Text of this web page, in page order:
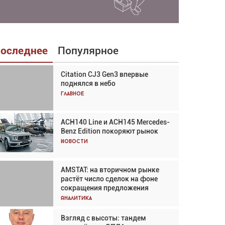
Популярное
Citation CJ3 Gen3 впервые
поднялся в небо
Главное
ACH140 Line и ACH145 Mercedes-
Benz Edition покоряют рынок
Новости
AMSTAT: на вторичном рынке
растёт число сделок на фоне
сокращения предложения
Аналитика
Взгляд с высоты: тандем
Взгляд с высоты: тандем
вертолётов и БПЛА в
спасательных операциях
Авиационный фотограф Дэйв
Кох: «Фотография говорит сама
за себя... а ИИ всё портит»
AMSTAT: на вторичном рынке
растёт число сделок на фоне
сокращения предложения
Аналитика
Частный самолёт – это актив.